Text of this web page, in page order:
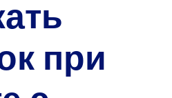
при